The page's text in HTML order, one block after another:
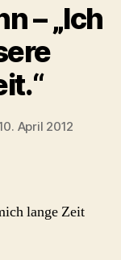
– „Ich
April 2012
Jahnnlange Zeit